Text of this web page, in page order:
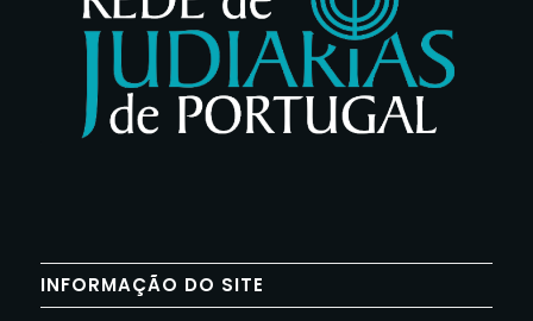
INFORMAÇÃO DO SITE